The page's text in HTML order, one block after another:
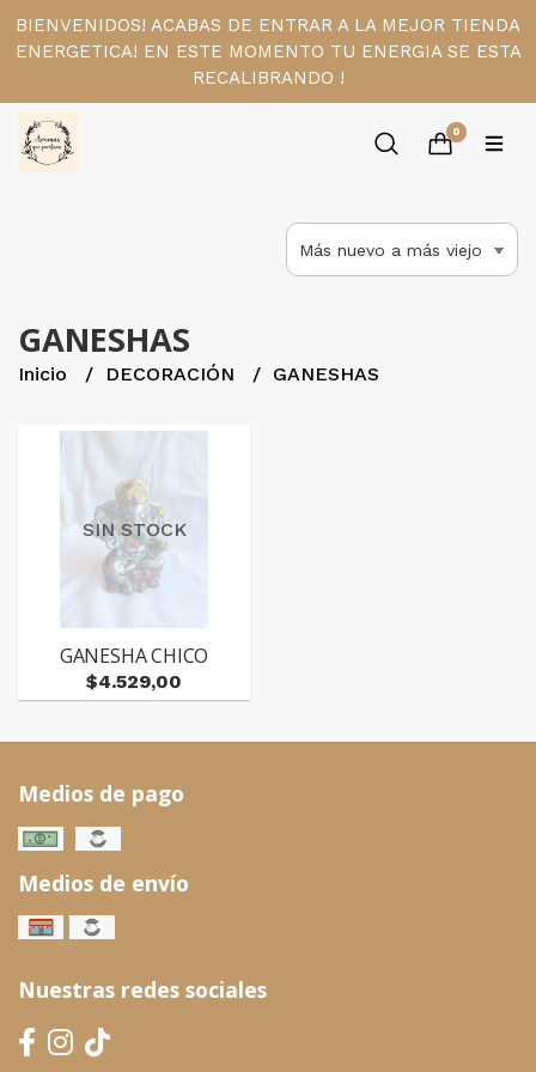
BIENVENIDOS! ACABAS DE ENTRAR A LA MEJOR TIENDA
ENERGETICA! EN ESTE MOMENTO TU ENERGIA SE ESTA
RECALIBRANDO !
0
GANESHAS
Inicio DECORACIÓN GANESHAS
SIN STOCK
GANESHA CHICO
$4.529,00
Medios de pago
Medios de envío
Nuestras redes sociales